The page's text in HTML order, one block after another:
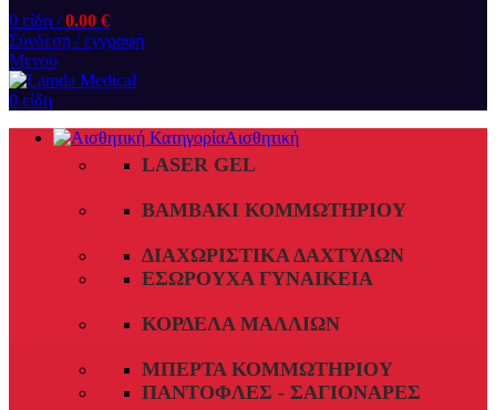
0 είδη / 0.00 €
Σύνδεση / εγγραφή
Μενού
0 είδη
Αισθητική
LASER GEL
ΒΑΜΒΆΚΙ ΚΟΜΜΩΤΗΡΊΟΥ
ΔΙΑΧΩΡΙΣΤΙΚΆ ΔΑΧΤΎΛΩΝ
ΕΣΏΡΟΥΧΑ ΓΥΝΑΙΚΕΊΑ
ΚΟΡΔΈΛΑ ΜΑΛΛΙΏΝ
ΜΠΈΡΤΑ ΚΟΜΜΩΤΗΡΊΟΥ
ΠΑΝΤΌΦΛΕΣ - ΣΑΓΙΟΝΆΡΕΣ